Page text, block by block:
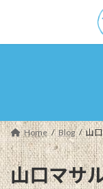
ン
プ
ー
動
Home Blog 山
山口マサ